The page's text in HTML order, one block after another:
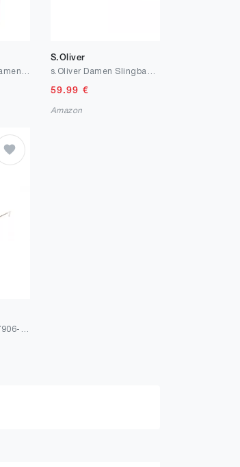
S.Oliver
59.99 €
Amazon